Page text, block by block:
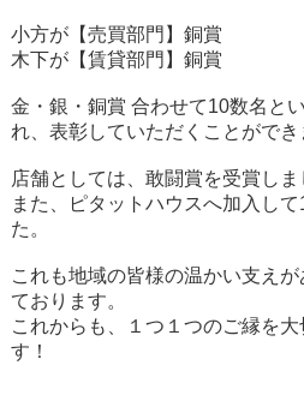
小方が【売買部門】銅賞
木下が【賃貸部門】銅賞
金・銀・銅賞 合わせて10数名と
れ、表彰していただくことができ
店舗としては、敢闘賞を受賞しま
また、ピタットハウスへ加入し
た。
これも地域の皆様の温かい支え
ております。
これからも、１つ１つのご縁を
す！